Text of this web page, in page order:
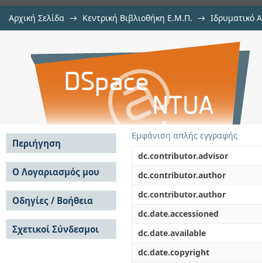
Αρχική Σελίδα → Κεντρική Βιβλιοθήκη Ε.Μ.Π. → Ιδρυματικό
Μετρήσεις Θερμοκρασιακού
Στένωση Αγωγού Με Χρήση
Εμφάνιση απλής εγγραφής
dc.contributor.advisor
dc.contributor.author
dc.contributor.author
dc.date.accessioned
dc.date.available
dc.date.copyright
Περιήγηση
Σε όλο το DSpace
Κοινότητες & Συλλογές
Ανά Ημερομηνία
Έκδοσης
Συγγραφείς
Τίτλοι
Θέματα
Ο Λογαριασμός μου
Σύνδεση
Εγγραφή
Οδηγίες / Βοήθεια
Οδηγίες Υποβολής
Οδηγίες Χρήσης ΙΑ
Συχνές Ερωτήσεις
Σχετικοί Σύνδεσμοι